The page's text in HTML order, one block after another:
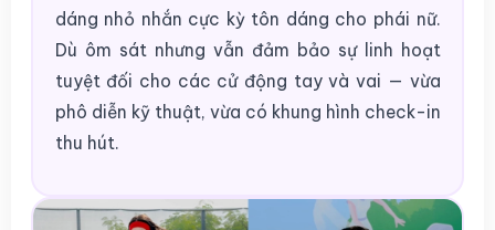
dáng nhỏ nhắn cực kỳ tôn dáng cho phái nữ.
Dù ôm sát nhưng vẫn đảm bảo sự linh hoạt
tuyệt đối cho các cử động tay và vai — vừa
phô diễn kỹ thuật, vừa có khung hình check-in
thu hút.